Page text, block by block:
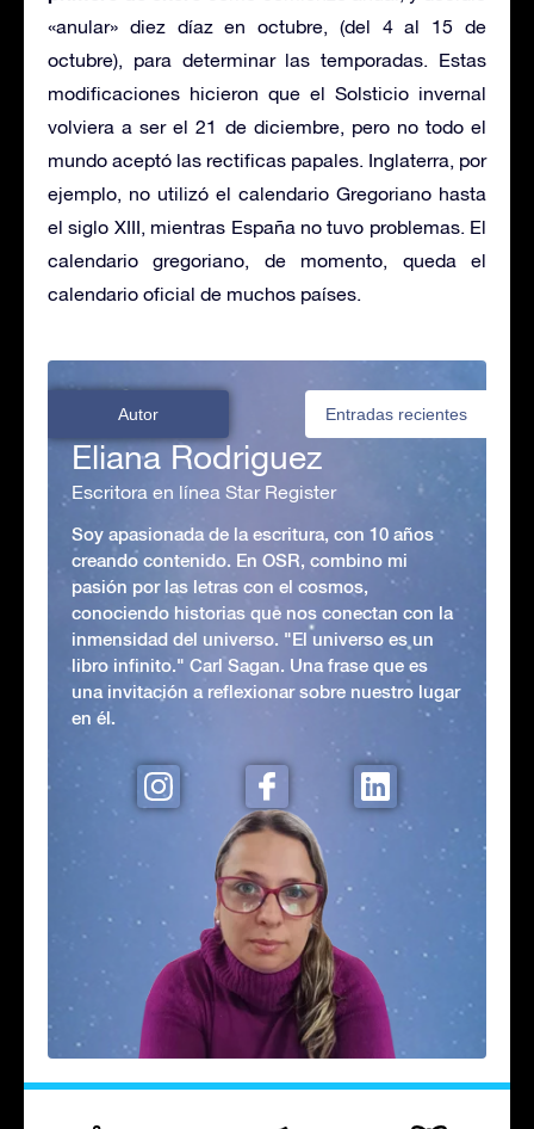
«anular» diez díaz en octubre, (del 4 al 15 de
octubre), para determinar las temporadas. Estas
modificaciones hicieron que el Solsticio invernal
volviera a ser el 21 de diciembre, pero no todo el
mundo aceptó las rectificas papales. Inglaterra, por
ejemplo, no utilizó el calendario Gregoriano hasta
el siglo XIII, mientras España no tuvo problemas. El
calendario gregoriano, de momento, queda el
calendario oficial de muchos países.
Autor Entradas recientes
Eliana Rodriguez
Escritora en línea Star Register
Soy apasionada de la escritura, con 10 años
creando contenido. En OSR, combino mi
pasión por las letras con el cosmos,
conociendo historias que nos conectan con la
inmensidad del universo. "El universo es un
libro infinito." Carl Sagan. Una frase que es
una invitación a reflexionar sobre nuestro lugar
en él.